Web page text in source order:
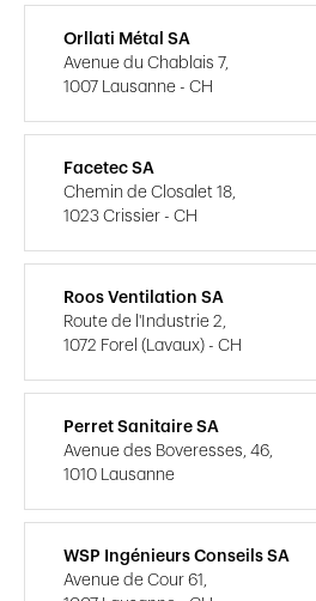
Orllati Métal SA
Avenue du Chablais 7,
1007 Lausanne - CH
Facetec SA
Chemin de Closalet 18,
1023 Crissier - CH
Roos Ventilation SA
Route de l'Industrie 2,
1072 Forel (Lavaux) - CH
Perret Sanitaire SA
Avenue des Boveresses, 46,
1010 Lausanne
WSP Ingénieurs Conseils SA
Avenue de Cour 61,